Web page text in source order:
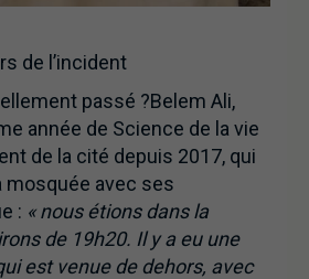
de l’incident
passé ?Belem Ali,
année de Science de la vie
de la cité depuis 2017, qui
mosquée avec ses
: « nous étions dans la
de 19h20. Il y a eu une
est venue de dehors, avec